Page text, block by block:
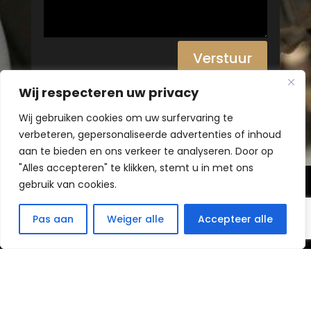
Wij respecteren uw privacy
Wij gebruiken cookies om uw surfervaring te
verbeteren, gepersonaliseerde advertenties of inhoud
aan te bieden en ons verkeer te analyseren. Door op
"Alles accepteren" te klikken, stemt u in met ons
gebruik van cookies.
Pas aan Weiger alle Accepteer alle
Verstuur